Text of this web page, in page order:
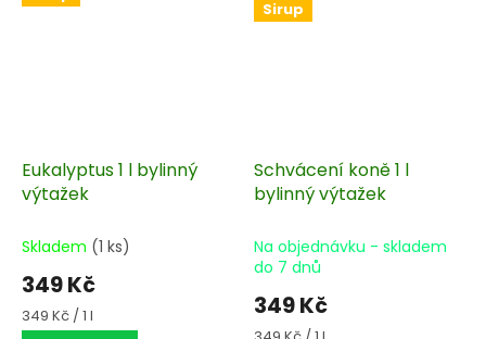
Eukalyptus 1 l bylinný
výtažek
Skladem (1 ks)
349 Kč
Měrná
cena:
349 Kč / 1 l
Sirup
Schvácení koně 1 l
bylinný výtažek
Na objednávku - skladem
do 7 dnů
349 Kč
Měrná